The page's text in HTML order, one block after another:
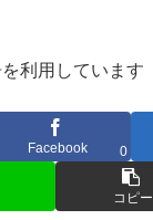
利用しています
Facebook 0
コピー